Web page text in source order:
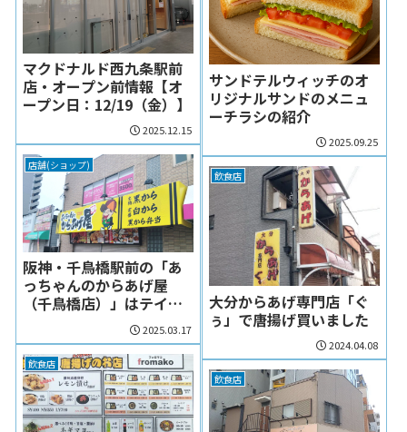
マクドナルド西九条駅前
店・オープン前情報【オ
ープン日：12/19（金）】
2025.12.15
サンドテルウィッチのオ
リジナルサンドのメニュ
ーチラシの紹介
2025.09.25
店舗(ショップ)
阪神・千鳥橋駅前の「あ
っちゃんのからあげ屋
（千鳥橋店）」はテイク
アウト専門の唐揚げ・お
弁当屋さん
2025.03.17
飲食店
大分からあげ専門店「ぐ
ぅ」で唐揚げ買いました
2024.04.08
飲食店
飲食店